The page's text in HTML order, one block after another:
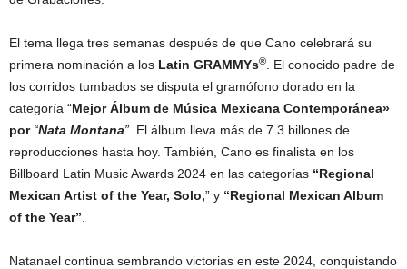
El tema llega tres semanas después de que Cano celebrará su
primera nominación a los Latin GRAMMYs®
. El conocido padre de
los corridos tumbados se disputa el gramófono dorado en la
categoría “Mejor Álbum de Música Mexicana Contemporánea»
por “Nata Montana” . El álbum lleva más de 7.3 billones de
reproducciones hasta hoy. También, Cano es finalista en los
Billboard Latin Music Awards 2024 en las categorías “Regional
Mexican Artist of the Year, Solo,” y “Regional Mexican Album
of the Year”
Natanael continua sembrando victorias en este 2024, conquistando